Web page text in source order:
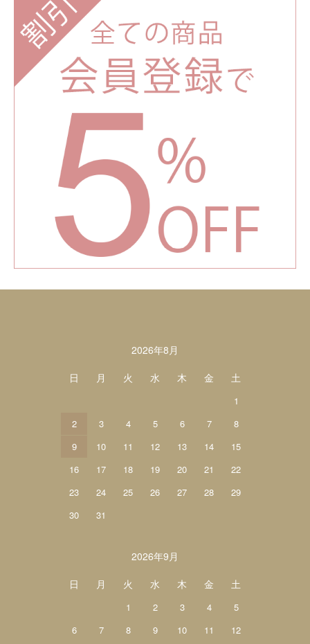
2026年8月
日
月 火 水 木 金 土
1
2
3 4 5 6 7
8
9
10 11 12 13 14
15
16
17 18 19 20 21
22
23
24 25 26 27 28
29
30
31
2026年9月
日
月 火 水 木 金 土
1 2 3 4
5
6
7 8 9 10 11
12